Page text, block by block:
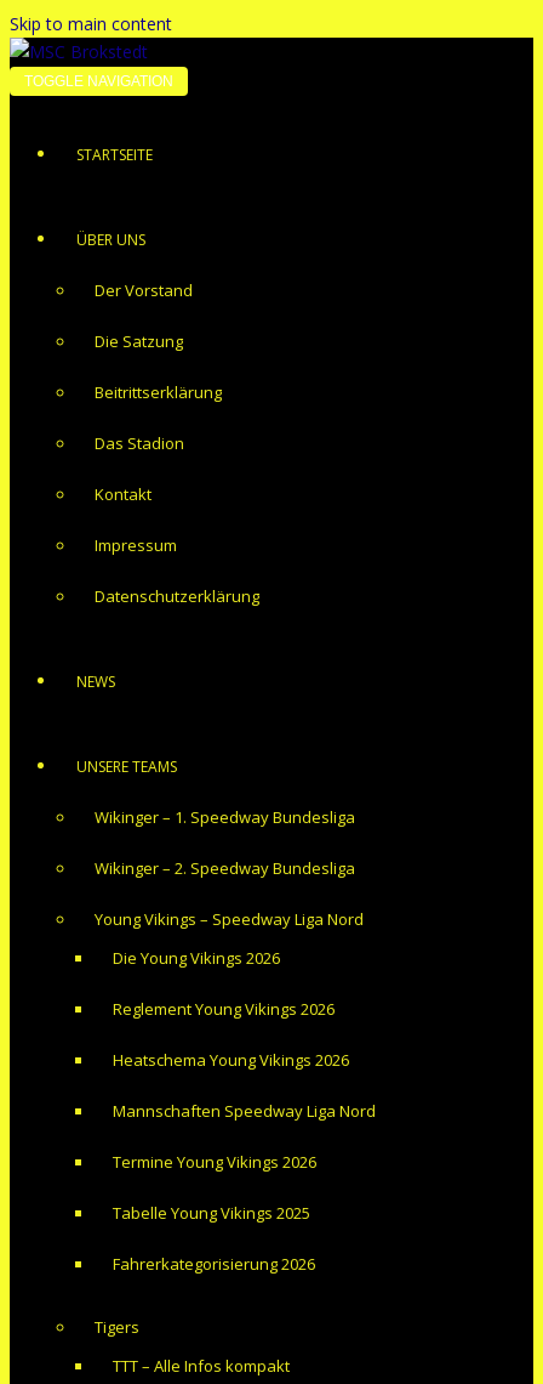
Skip to main content
TOGGLE NAVIGATION
STARTSEITE
ÜBER UNS
Der Vorstand
Die Satzung
Beitrittserklärung
Das Stadion
Kontakt
Impressum
Datenschutzerklärung
NEWS
UNSERE TEAMS
Wikinger – 1. Speedway Bundesliga
Wikinger – 2. Speedway Bundesliga
Young Vikings – Speedway Liga Nord
Die Young Vikings 2026
Reglement Young Vikings 2026
Heatschema Young Vikings 2026
Mannschaften Speedway Liga Nord
Termine Young Vikings 2026
Tabelle Young Vikings 2025
Fahrerkategorisierung 2026
Tigers
TTT – Alle Infos kompakt